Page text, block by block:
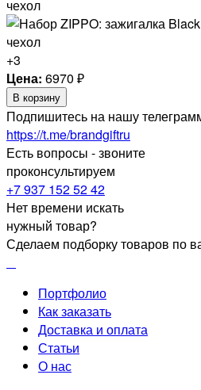
+3
Цена: 6970 ₽
В корзину
Подпишитесь на нашу
https://t.me/brandgiftru
Есть вопросы - звоните
проконсультируем
+7 937 152 52 42
Нет времени искать
нужный товар?
Сделаем подборку товаров по
Портфолио
Как заказать
Доставка и оплата
Статьи
О нас